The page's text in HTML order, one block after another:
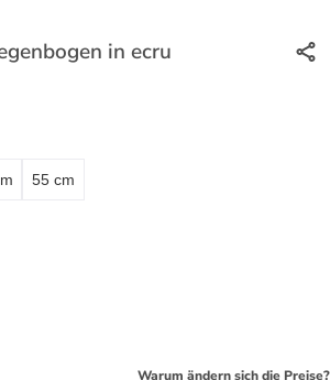
in ecru
55 cm
Warum ändern sich die Preise?